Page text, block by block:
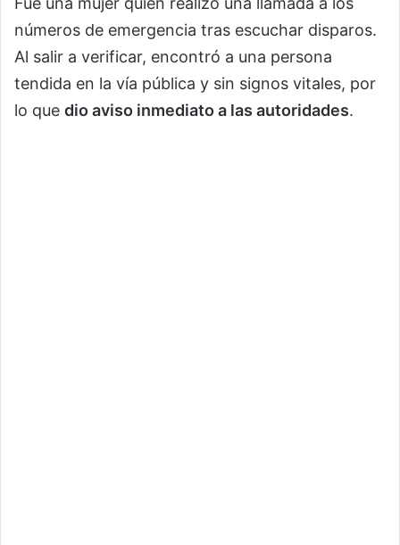
números de emergencia tras escuchar disparos.
Al salir a verificar, encontró a una persona
tendida en la vía pública y sin signos vitales, por
lo que dio aviso inmediato a las autoridades.